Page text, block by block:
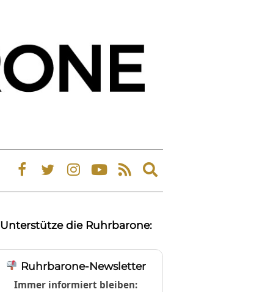
Expand
search
Unterstütze die Ruhrbarone:
Ruhrbarone-Newsletter
Immer informiert bleiben: